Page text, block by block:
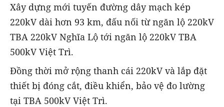
‎Xây dựng mới tuyến đường dây mạch kép
220kV dài hơn 93 km, đấu nối từ ngăn lộ 220kV
TBA 220kV Nghĩa Lộ tới ngăn lộ 220kV TBA
500kV Việt Trì.
Đồng thời mở rộng thanh cái 220kV và lắp đặt
thiết bị đóng cắt, điều khiển, bảo vệ đo lường
tại TBA 500kV Việt Trì.